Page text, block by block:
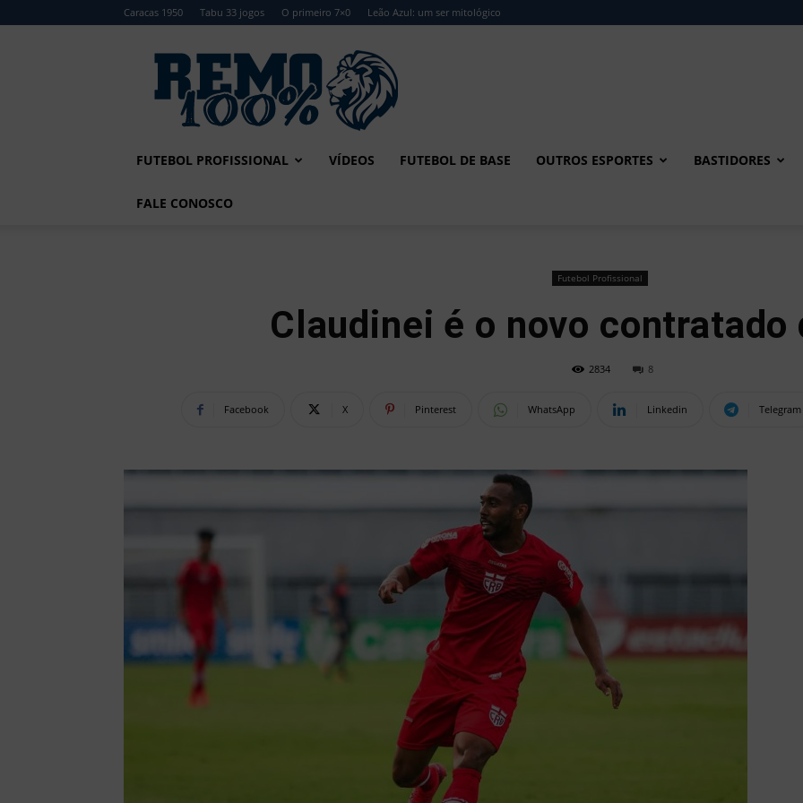
Caracas 1950 Tabu 33 jogos O primeiro 7×0 Leão Azul: um ser mitológico
Remo
FUTEBOL PROFISSIONAL VÍDEOS FUTEBOL DE BASE OUTROS ESPORTES BASTIDORES
FALE CONOSCO
Futebol Profissional
Claudinei é o novo contratado
2834 8
Facebook X Pinterest WhatsApp Linkedin Telegram